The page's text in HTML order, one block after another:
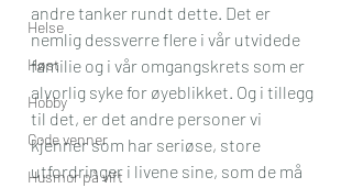
Helse
Høst
Hobby
Gode venner
Husmor på vift
andre tanker rundt dette. Det er
nemlig dessverre flere i vår utvidede
familie og i vår omgangskrets som er
alvorlig syke for øyeblikket. Og i tillegg
til det, er det andre personer vi
kjenner som har seriøse, store
utfordringer i livene sine, som de må